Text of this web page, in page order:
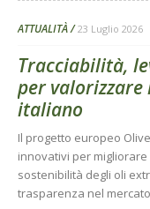
ATTUALITÀ 23 Luglio 2026
Tracciabilità,
per valorizzare
italiano
Il progetto europeo
innovativi per
sostenibilità degli oli
trasparenza nel